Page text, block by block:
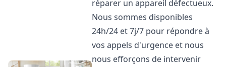
réparer un appareil défectueux.
Nous sommes disponibles
24h/24 et 7j/7 pour répondre à
vos appels d'urgence et nous
nous efforçons de intervenir